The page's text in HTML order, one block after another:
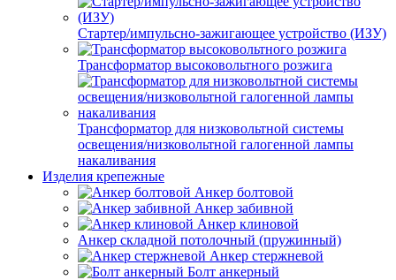
Стартер/импульсно-зажигающее устройство (ИЗУ)
Трансформатор высоковольтного розжига
Трансформатор для низковольтной системы
освещения/низковольтной галогенной лампы
накаливания
Изделия крепежные
Анкер болтовой
Анкер забивной
Анкер клиновой
Анкер складной потолочный (пружинный)
Анкер стержневой
Болт анкерный